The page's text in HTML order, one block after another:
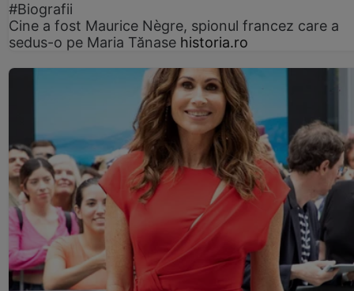
#Biografii
Cine a fost Maurice Nègre, spionul francez care a
sedus-o pe Maria Tănase historia.ro